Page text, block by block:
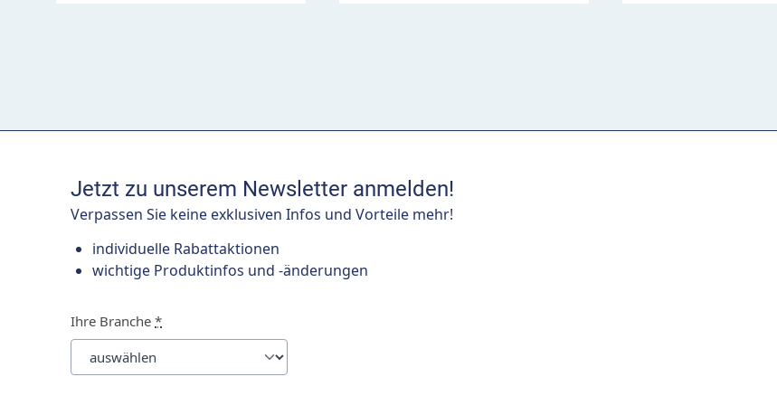
Jetzt zu unserem Newsletter anmelden!
Verpassen Sie keine exklusiven Infos und Vorteile mehr!
individuelle Rabattaktionen
wichtige Produktinfos und -änderungen
Ihre Branche *